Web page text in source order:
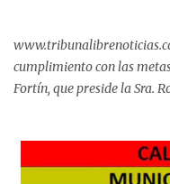
Fortín, Ver.
cumplimiento con las
Fortín, que preside la Sra.
Días y Primera Infancia”
municipal. Se trata de una